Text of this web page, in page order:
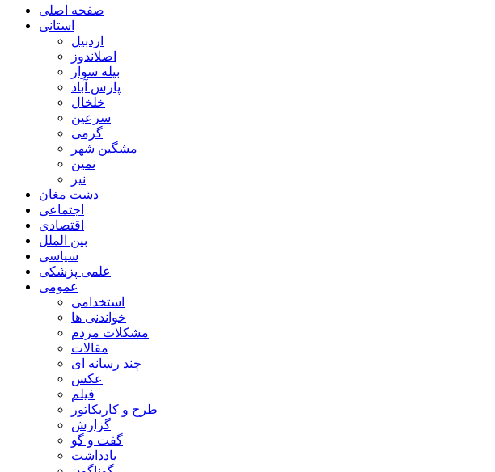
صفحه اصلی
استانی
اردبیل
اصلاندوز
بیله سوار
پارس آباد
خلخال
سرعین
گرمی
مشگین شهر
نمین
نیر
دشت مغان
اجتماعی
اقتصادی
بین الملل
سیاسی
علمی پزشکی
عمومی
استخدامی
خواندنی ها
مشکلات مردم
مقالات
چند رسانه ای
عکس
فیلم
طرح و کاریکاتور
گزارش
گفت و گو
یادداشت